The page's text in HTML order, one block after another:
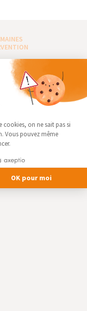
INTÉRIEURE
EXTÉRIEURS
des Architectes
cookies, on ne sait pas si
Vous pouvez même
OK pour moi